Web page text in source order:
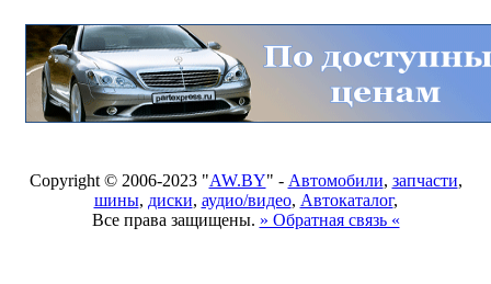
Copyright © 2006-2023 "AW.BY" - Автомобили, запчасти,
шины, диски, аудио/видео, Автокаталог,
Все права защищены. » Обратная связь «